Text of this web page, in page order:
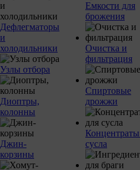
Дефлегматоры
и
холодильники
Узлы отбора
Диоптры,
колонны
Джин-
корзины
Емкости для
брожения
Очистка и
фильтрация
Спиртовые
дрожжи
сусла